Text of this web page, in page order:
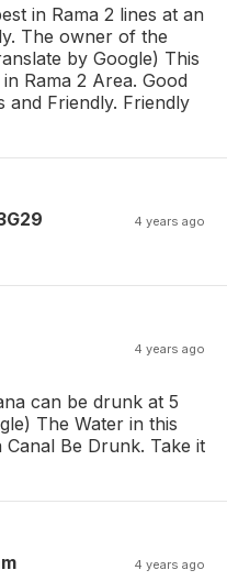
in Rama 2 lines at an
The owner of the
by Google) This
Rama 2 Area. Good
and Friendly. Friendly
4 years ago
4 years ago
can be drunk at 5
The Water in this
Be Drunk. Take it
4 years ago